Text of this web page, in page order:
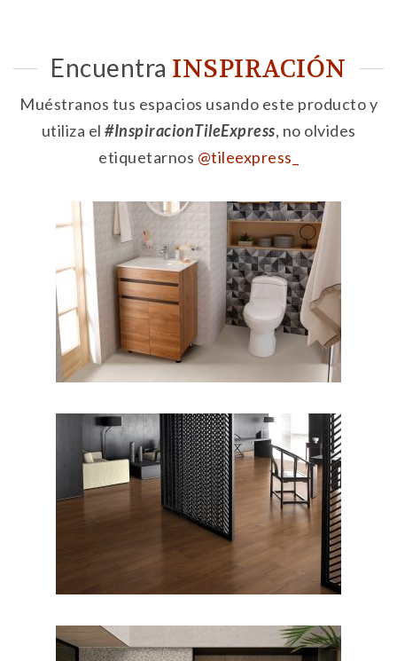
Encuentra INSPIRACIÓN
Muéstranos tus espacios usando este producto y
utiliza el #InspiracionTileExpress, no olvides
etiquetarnos @tileexpress_